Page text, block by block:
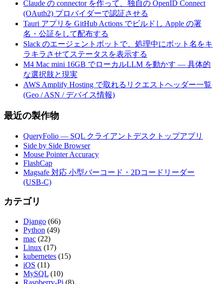
Claude の connector を作って、独自の OpenID Connect
(OAuth2) プロバイダーで認証させる
Tauri アプリを GitHub Actions でビルドし Apple の署
名・公証をして配布する
Slack のエージェントボットで、処理中にボット名をキ
ラキラさせてステータスを表示する
M4 Mac mini 16GB でローカルLLM を動かす — 具体的
な選択肢と現実
AWS Amplify Hosting で取れるリクエストヘッダー一覧
(Geo / ASN / デバイス情報)
最近の製作物
QueryFolio — SQL クライアントデスクトップアプリ
Side by Side Browser
Mouse Pointer Accuracy
FlashCap
Magsafe 対応 小型バーコード・2Dコードリーダー
(USB-C)
カテゴリ
Django (66)
Python (49)
mac (22)
Linux (17)
kubernetes (15)
iOS (11)
MySQL (10)